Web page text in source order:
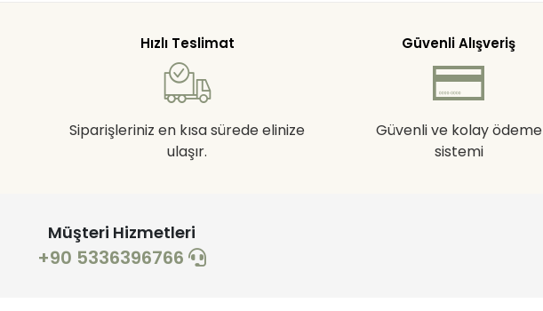
Hızlı Teslimat
Siparişleriniz en kısa sürede elinize
ulaşır.
Güvenli Alışveriş
Güvenli ve kolay ödeme
sistemi
Müşteri Hizmetleri
+90 5336396766